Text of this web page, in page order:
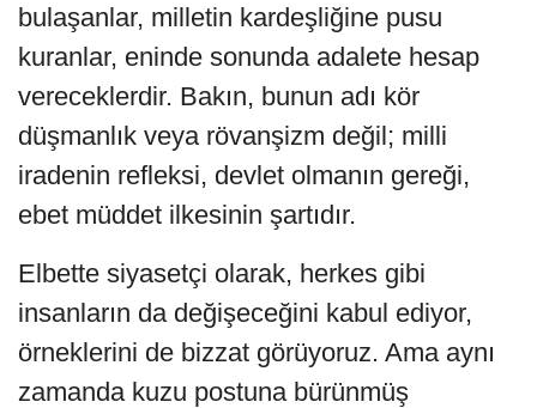
bulaşanlar, milletin kardeşliğine pusu
kuranlar, eninde sonunda adalete hesap
vereceklerdir. Bakın, bunun adı kör
düşmanlık veya rövanşizm değil; milli
iradenin refleksi, devlet olmanın gereği,
ebet müddet ilkesinin şartıdır.
Elbette siyasetçi olarak, herkes gibi
insanların da değişeceğini kabul ediyor,
örneklerini de bizzat görüyoruz. Ama aynı
zamanda kuzu postuna bürünmüş